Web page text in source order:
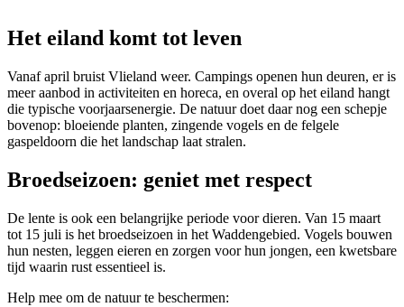
Het eiland komt tot leven
Vanaf april bruist Vlieland weer. Campings openen hun deuren, er is
meer aanbod in activiteiten en horeca, en overal op het eiland hangt
die typische voorjaarsenergie. De natuur doet daar nog een schepje
bovenop: bloeiende planten, zingende vogels en de felgele
gaspeldoorn die het landschap laat stralen.
Broedseizoen: geniet met respect
De lente is ook een belangrijke periode voor dieren. Van 15 maart
tot 15 juli is het broedseizoen in het Waddengebied. Vogels bouwen
hun nesten, leggen eieren en zorgen voor hun jongen, een kwetsbare
tijd waarin rust essentieel is.
Help mee om de natuur te beschermen: